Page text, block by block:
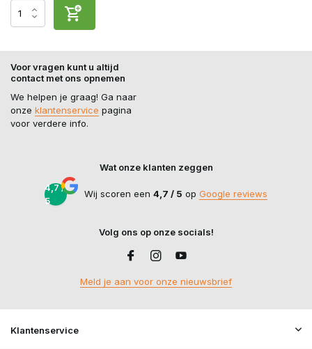
Voor vragen kunt u altijd
contact met ons opnemen
We helpen je graag! Ga naar
onze klantenservice pagina
voor verdere info.
Wat onze klanten zeggen
4,7 /
5
Wij scoren een 4,7 / 5 op Google reviews
Volg ons op onze socials!
Meld je aan voor onze nieuwsbrief
Klantenservice